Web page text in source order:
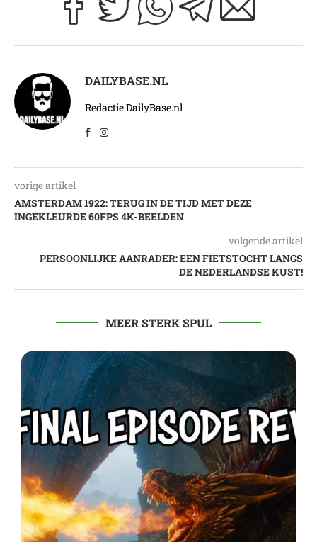
DAILYBASE.NL
Redactie DailyBase.nl
vorige artikel
AMSTERDAM 1922: TERUG IN DE TIJD MET DEZE
INGEKLEURDE 60FPS 4K-BEELDEN
volgende artikel
PERSOONLIJKE AANRADER: EEN FIETSTOCHT LANGS
DE NEDERLANDSE KUST!
MEER STERK SPUL